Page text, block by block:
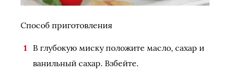
Способ приготовления
В глубокую миску положите масло, сахар и
ванильный сахар. Взбейте.